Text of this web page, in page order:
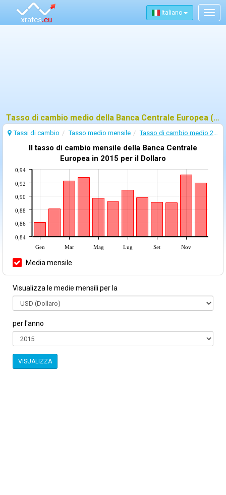
Italiano
Tasso di cambio medio della Banca Centrale Europea (BCE) - 2015
Tassi di cambio Tasso medio mensile Tasso di cambio medio 2015
Il tasso di cambio mensile della Banca Centrale
Europea in 2015 per il Dollaro
Gen Mar Mag Lug Set Nov
0,84
0,86
0,88
0,90
0,92
0,94
Media mensile
Visualizza le medie mensili per la
per l'anno
VISUALIZZA